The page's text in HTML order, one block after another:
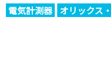
電気計測器 オリックス